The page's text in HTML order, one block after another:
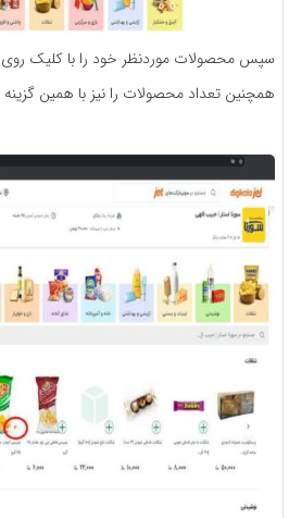
سپس محصولات موردنظر خود را با کلیک
همچنین تعداد محصولات را نیز با همین